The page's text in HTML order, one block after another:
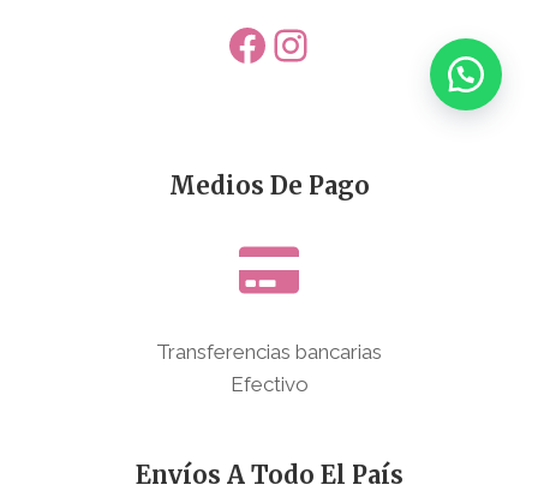
Facebook
Instagram
Medios De Pago
Transferencias bancarias
Efectivo
Envíos A Todo El País